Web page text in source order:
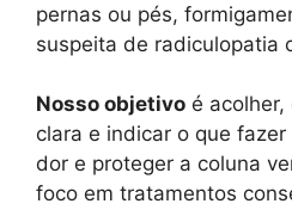
pernas ou pés,
suspeita de radiculopatia
Nosso objetivo é
clara e indicar o que
dor e proteger a coluna
foco em tratamentos